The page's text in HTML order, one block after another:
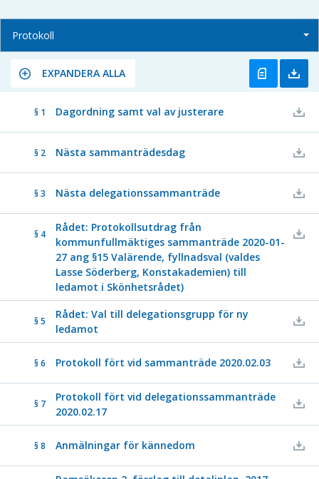
Protokoll
EXPANDERA ALLA
§ 1 Dagordning samt val av justerare
§ 2 Nästa sammanträdesdag
§ 3 Nästa delegationssammanträde
§ 4
Rådet: Protokollsutdrag från
kommunfullmäktiges sammanträde 2020-01-
27 ang §15 Valärende, fyllnadsval (valdes
Lasse Söderberg, Konstakademien) till
ledamot i Skönhetsrådet)
§ 5
Rådet: Val till delegationsgrupp för ny
ledamot
§ 6 Protokoll fört vid sammanträde 2020.02.03
§ 7
Protokoll fört vid delegationssammanträde
2020.02.17
§ 8 Anmälningar för kännedom